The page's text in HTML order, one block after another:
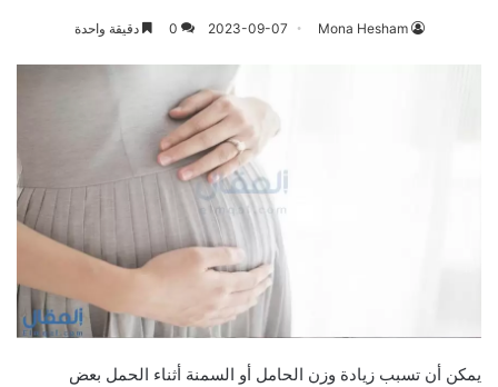
Mona Hesham
2023-09-07
0 دقيقة واحدة
يمكن أن تسبب زيادة وزن الحامل أو السمنة أثناء الحمل بعض